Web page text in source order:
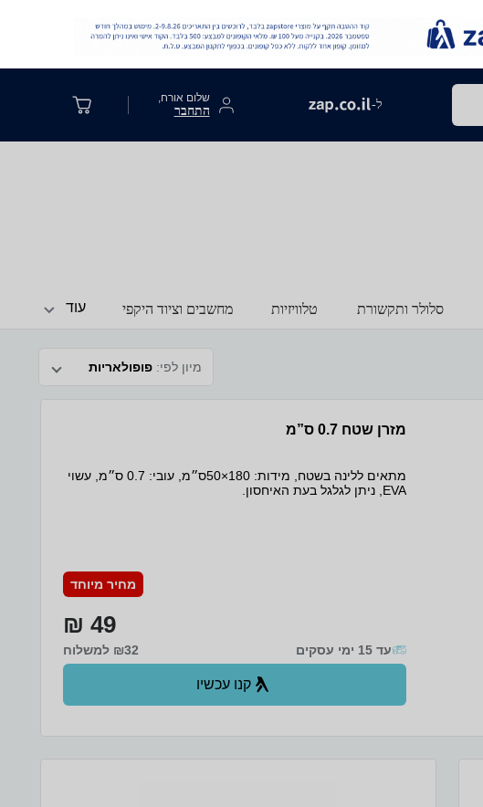
ל- שלום אורח,
התחבר
סלולר ותקשורת טלוויזיות מחשבים וציוד היקפי עוד
מיון לפי: פופולאריות
מזרן שטח 0.7 ס”מ
מתאים ללינה בשטח, מידות: 180×50ס״מ, עובי: 0.7 ס״מ, עשוי
EVA, ניתן לגלגל בעת האיחסון.
מחיר מיוחד
49 ₪
₪32 למשלוח עד 15 ימי עסקים
קנו עכשיו